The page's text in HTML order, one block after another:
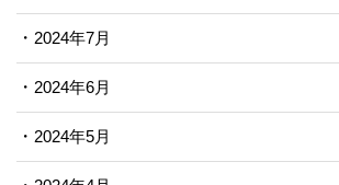
2024年7月
2024年6月
2024年5月